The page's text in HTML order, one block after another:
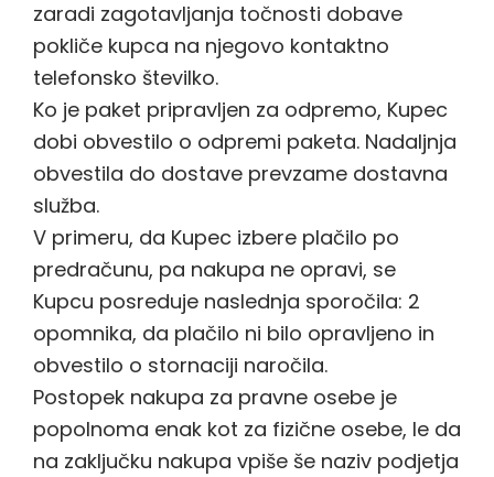
zaradi zagotavljanja točnosti dobave
pokliče kupca na njegovo kontaktno
telefonsko številko.
Ko je paket pripravljen za odpremo, Kupec
dobi obvestilo o odpremi paketa. Nadaljnja
obvestila do dostave prevzame dostavna
služba.
V primeru, da Kupec izbere plačilo po
predračunu, pa nakupa ne opravi, se
Kupcu posreduje naslednja sporočila: 2
opomnika, da plačilo ni bilo opravljeno in
obvestilo o stornaciji naročila.
Postopek nakupa za pravne osebe je
popolnoma enak kot za fizične osebe, le da
na zaključku nakupa vpiše še naziv podjetja